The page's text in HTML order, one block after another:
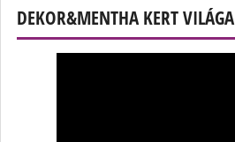
DEKOR&MENTHA KERT VILÁGA